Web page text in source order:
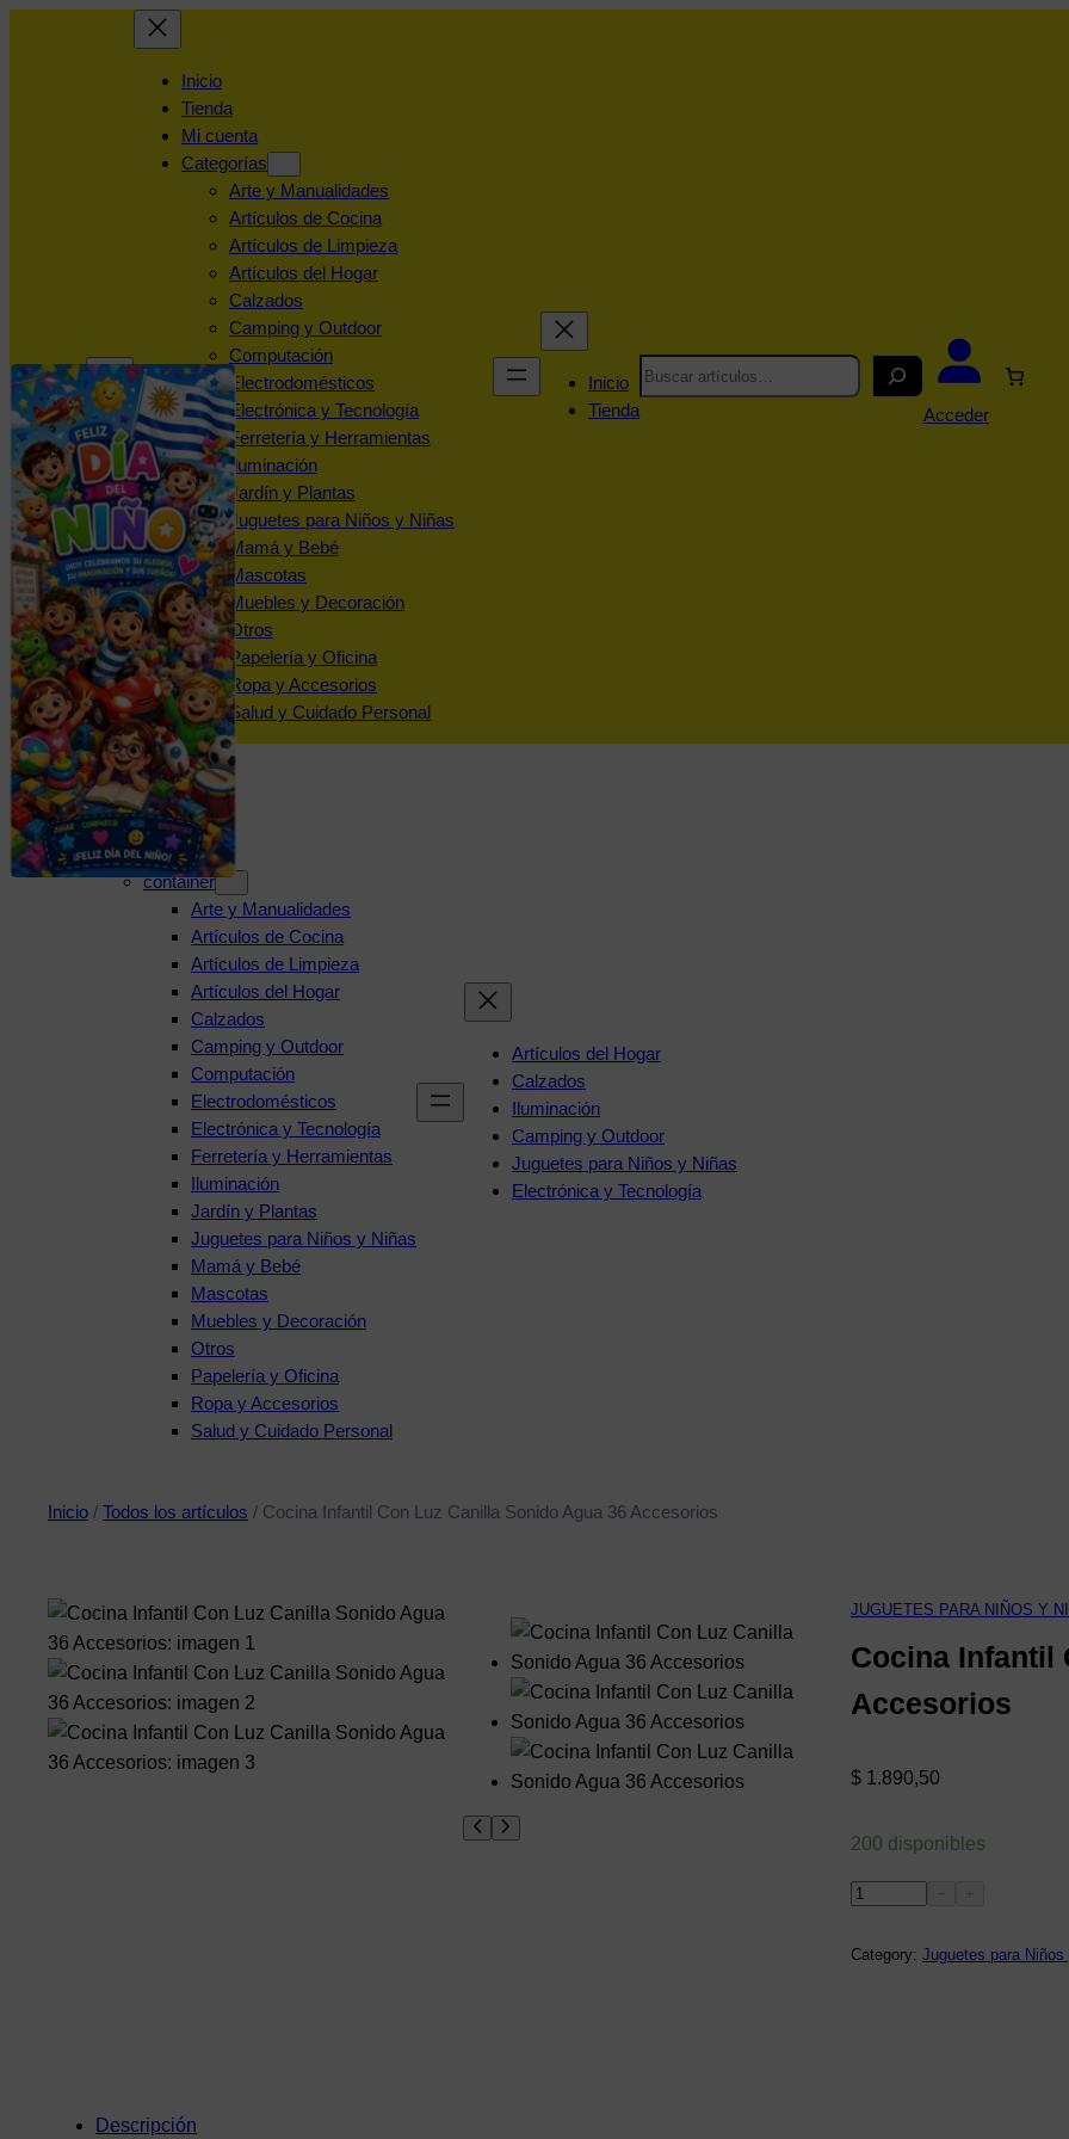
Inicio
Tienda
Mi cuenta
Categorías
Arte y Manualidades
Artículos de Cocina
Artículos de Limpieza
Artículos del Hogar
Calzados
Camping y Outdoor
Computación
Electrodomésticos
Electrónica y Tecnología
Ferretería y Herramientas
Iluminación
Jardín y Plantas
Juguetes para Niños y Niñas
Mamá y Bebé
Mascotas
Muebles y Decoración
Otros
Papelería y Oficina
Ropa y Accesorios
Salud y Cuidado Personal
Inicio
Tienda
Search
Acceder
Categorías
container
Arte y Manualidades
Artículos de Cocina
Artículos de Limpieza
Artículos del Hogar
Calzados
Camping y Outdoor
Computación
Electrodomésticos
Electrónica y Tecnología
Ferretería y Herramientas
Iluminación
Jardín y Plantas
Juguetes para Niños y Niñas
Mamá y Bebé
Mascotas
Muebles y Decoración
Otros
Papelería y Oficina
Ropa y Accesorios
Salud y Cuidado Personal
Artículos del Hogar
Calzados
Iluminación
Camping y Outdoor
Juguetes para Niños y Niñas
Electrónica y Tecnología
Inicio / Todos los artículos / Cocina Infantil Con Luz Canilla Sonido Agua 36 Accesorios
JUGUETES PARA NIÑOS Y
Cocina Infantil
Accesorios
$1.890,50
200 disponibles
C
c
Category: Juguetes para Niños
Descripción